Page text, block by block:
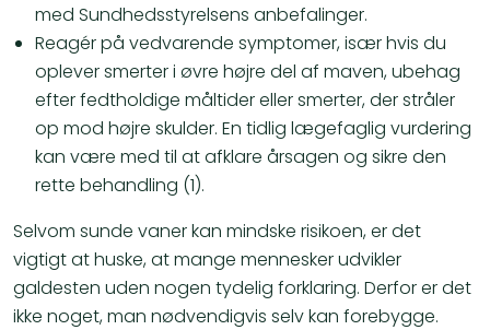
med Sundhedsstyrelsens anbefalinger.
Reagér på vedvarende symptomer, især hvis du
oplever smerter i øvre højre del af maven, ubehag
efter fedtholdige måltider eller smerter, der stråler
op mod højre skulder. En tidlig lægefaglig vurdering
kan være med til at afklare årsagen og sikre den
rette behandling (1).
Selvom sunde vaner kan mindske risikoen, er det
vigtigt at huske, at mange mennesker udvikler
galdesten uden nogen tydelig forklaring. Derfor er det
ikke noget, man nødvendigvis selv kan forebygge.